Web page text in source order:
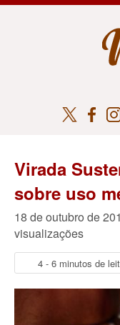
Virada
sobre uso
18 de outubro de
visualizações
4 - 6 minutos de